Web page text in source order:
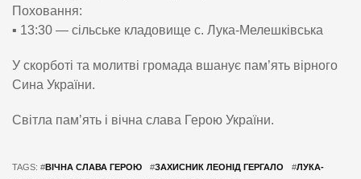
Поховання:
▪️ 13:30 — сільське кладовище с. Лука-Мелешківська
У скорботі та молитві громада вшанує пам’ять вірного
Сина України.
Світла пам’ять і вічна слава Герою України.
TAGS: #ВІЧНА СЛАВА ГЕРОЮ #ЗАХИСНИК ЛЕОНІД ГЕРГАЛО #ЛУКА-